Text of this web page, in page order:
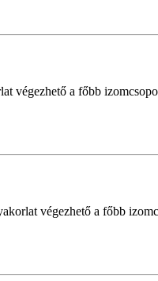
a főbb
végezhető a főbb